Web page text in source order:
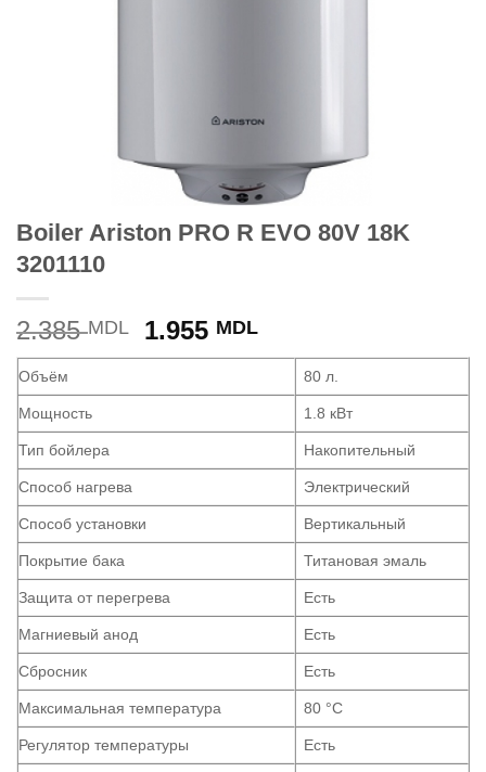
Boiler Ariston PRO R EVO 80V 18K
3201110
2.385MDL
Prețul
inițial
2.385 MDL.
1.955 MDLPrețul
curent
este:
1.955 MDL.
Объём 80 л.
Мощность 1.8 кВт
Тип бойлера Накопительный
Способ нагрева Электрический
Способ установки Вертикальный
Покрытие бака Титановая эмаль
Защита от перегрева Есть
Магниевый анод Есть
Сбросник Есть
Максимальная температура 80 °C
Регулятор температуры Есть